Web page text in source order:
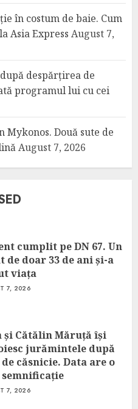
în costum de baie. Cum
Asia Express August 7,
despărțirea de
programul lui cu cei
Două sute de
August 7, 2026
cumplit pe DN 67. Un
de doar 33 de ani și-a
viața
7, 2026
și Cătălin Măruță își
jurămintele după
de căsnicie. Data are o
7, 2026